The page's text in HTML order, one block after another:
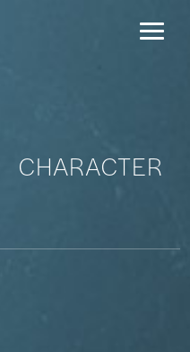
CHARACTER